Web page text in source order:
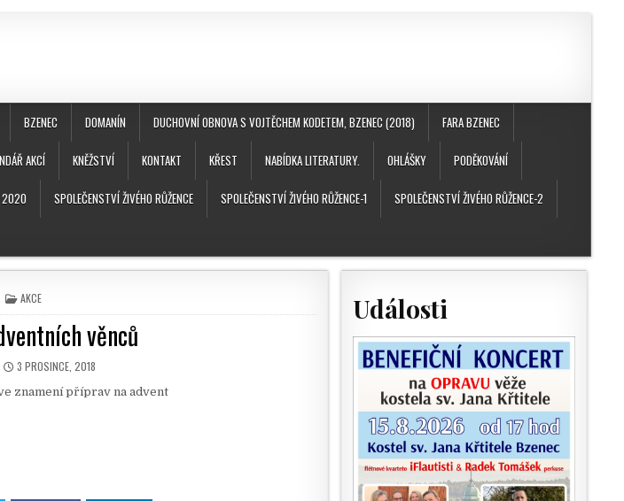
BZENEC DOMANÍN DUCHOVNÍ OBNOVA S VOJTĚCHEM KODETEM, BZENEC (2018) FARA BZENEC
AKCÍ KNĚŽSTVÍ KONTAKT KŘEST NABÍDKA LITERATURY. OHLÁŠKY PODĚKOVÁNÍ
2020 SPOLEČENSTVÍ ŽIVÉHO RŮŽENCE SPOLEČENSTVÍ ŽIVÉHO RŮŽENCE-1 SPOLEČENSTVÍ ŽIVÉHO RŮŽENCE-2
POSTED IN
AKCE
věnců
PUBLISHED DATE:
3 PROSINCE, 2018
znamení příprav na advent
Události